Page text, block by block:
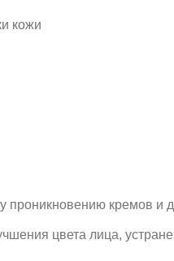
кожи
кремов и
цвета лица,